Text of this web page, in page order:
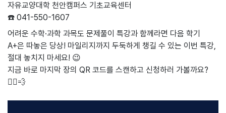
자유교양대학 천안캠퍼스 기초교육센터
☎️ 041-550-1607
어려운 수학·과학 과목도 문제풀이 특강과 함께라면 다음 학기
A+은 따놓은 당상! 마일리지까지 두둑하게 챙길 수 있는 이번 특강,
절대 놓치지 마세요! 😉
지금 바로 마지막 장의 QR 코드를 스캔하고 신청하러 가볼까요?
🏃‍♂️💨